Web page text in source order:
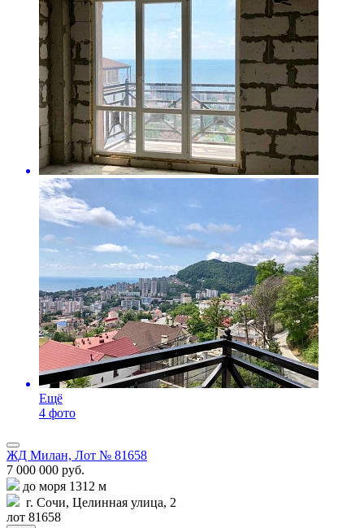
Ещё
4 фото
ЖД Милан, Лот № 81658
7 000 000 руб.
до моря 1312 м
г. Сочи, Целинная улица, 2
лот 81658